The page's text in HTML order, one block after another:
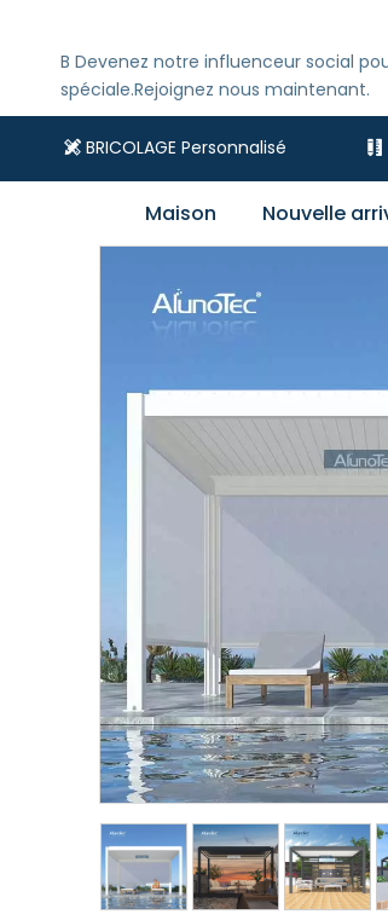
B Devenez notre influenceur social
spéciale.Rejoignez nous maintenant.
 BRICOLAGE Personnalisé 
Maison Nouvelle